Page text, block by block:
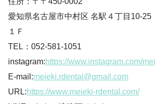
愛知県名古屋市中村区 名駅４丁目10-25
１Ｆ
TEL：052-581-1051
instagram:https://www.instagram.com/
E-mail:meieki.rdental@gmail.com
URL:https://www.meieki-rdental.com/